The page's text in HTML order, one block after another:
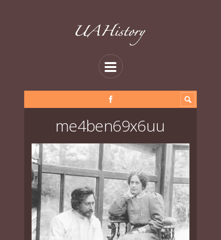
me4ben69x6uu